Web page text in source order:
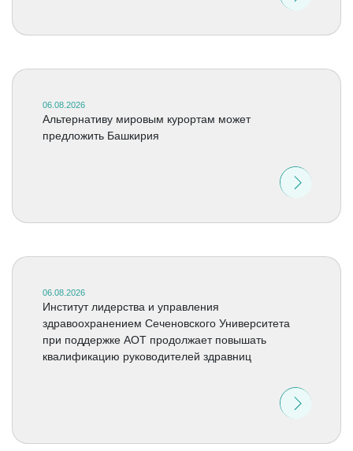
06.08.2026
Альтернативу мировым курортам может
предложить Башкирия
06.08.2026
Институт лидерства и управления
здравоохранением Сеченовского Университета
при поддержке АОТ продолжает повышать
квалификацию руководителей здравниц